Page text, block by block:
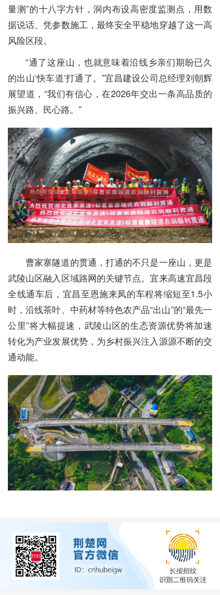
量测”的十八字方针，洞内布设高密度监测点，用数
据说话、凭参数施工，最终安全平稳地穿越了这一高
风险区段。
“通了这座山，也就意味着沿线乡亲们期盼已久
的出山‘快车道’打通了。”宜昌建设公司总经理刘朝辉
展望道，“我们有信心，在2026年交出一条高品质的
振兴路、民心路。”
曹家寨隧道的贯通，打通的不只是一座山，更是
武陵山区融入区域路网的关键节点。宜来高速宜昌段
全线通车后，宜昌至恩施来凤的车程将缩短至1.5小
时，沿线茶叶、中药材等特色农产品“出山”的“最先一
公里”将大幅提速，武陵山区的生态资源优势将加速
转化为产业发展优势，为乡村振兴注入源源不断的交
通动能。